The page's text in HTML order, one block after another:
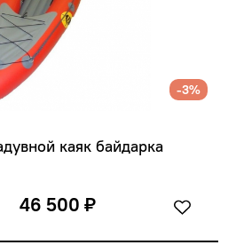
-3%
каяк байдарка
46 500 ₽